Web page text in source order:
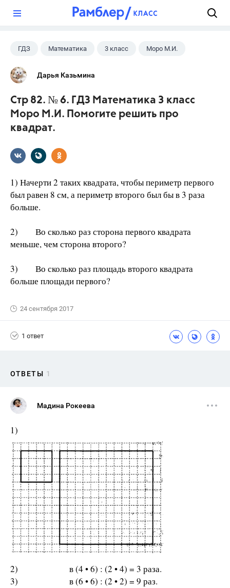
ГДЗ Математика 3 класс Моро М.И.
Дарья Казьмина
Стр 82. № 6. ГДЗ Математика 3 класс
Моро М.И. Помогите решить про
квадрат.
1) Начерти 2 таких квадрата, чтобы периметр первого
был равен 8 см, а периметр второго был бы в 3 раза
больше.
2) Во сколько раз сторона первого квадрата
меньше, чем сторона второго?
3) Во сколько раз площадь второго квадрата
больше площади первого?
24 сентября 2017
1 ответ
ОТВЕТЫ 1
Мадина Рокеева
1)
2) в (4 • 6) : (2 • 4) = 3 раза.
3) в (6 • 6) : (2 • 2) = 9 раз.